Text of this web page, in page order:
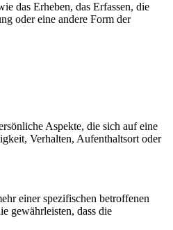
das Erheben, das Erfassen, die
oder eine andere Form der
Aspekte, die sich auf eine
Verhalten, Aufenthaltsort oder
einer spezifischen betroffenen
gewährleisten, dass die